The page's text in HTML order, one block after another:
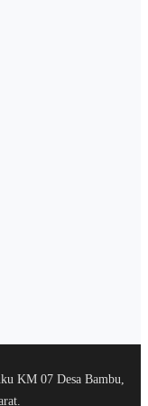
KM 07 Desa Bambu,